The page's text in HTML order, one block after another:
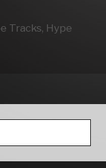
Tracks, Hype